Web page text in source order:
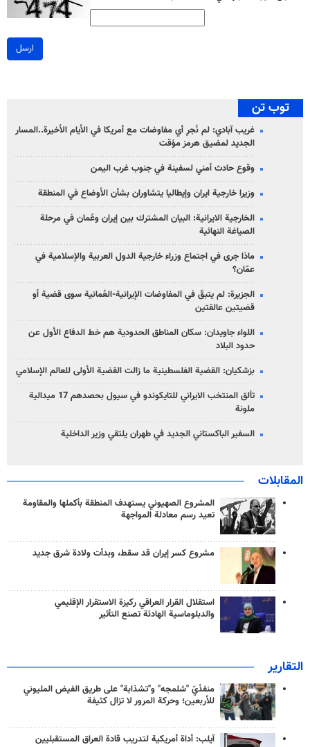
ارسل
توب تن
غريب آبادي: لم نُجرِ أي مفاوضات مع أمريكا في الأيام الأخيرة..المسار
الجديد لمضيق هرمز مؤقت
وقوع حادث أمني لسفينة في جنوب غرب اليمن
وزيرا خارجية ايران وإيطاليا يتشاوران بشأن الأوضاع في المنطقة
الخارجية الايرانية: البيان المشترك بين إيران وعُمان في مرحلة
الصياغة النهائية
ماذا جرى في اجتماع وزراء خارجية الدول العربية والإسلامية في
عمّان؟
الجزيرة: لم يتبقّ في المفاوضات الإيرانية-العُمانية سوى قضية أو
قضيتين عالقتين
اللواء جاويدان: سكان المناطق الحدودية هم خط الدفاع الأول عن
حدود البلاد
بزشكيان: القضية الفلسطينية ما زالت القضية الأولى للعالم الإسلامي
تألق المنتخب الايراني للتايكوندو في سيول بحصدهم 17 ميدالية
ملونة
السفير الباكستاني الجديد في طهران يلتقي وزير الداخلية
المقابلات
المشروع الصهيوني يستهدف المنطقة بأكملها والمقاومة
تعيد رسم معادلة المواجهة
مشروع كسر إيران قد سقط، وبدأت ولادة شرق جديد
استقلال القرار العراقي ركيزة الاستقرار الإقليمي
والدبلوماسية الهادئة تصنع التأثير
التقارير
منفذَيّ "شلمجه" و"تشذابة" على طريق الفيض المليوني
للأربعين؛ وحركة المرور لا تزال كثيفة
آيلب: أداة أمريكية لتدريب قادة العراق المستقبليين